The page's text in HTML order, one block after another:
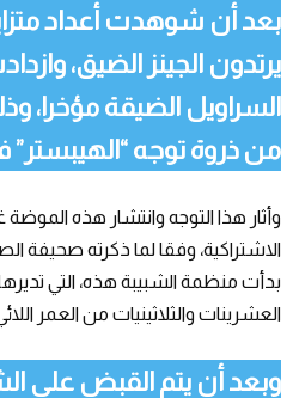
بعد أن شوهدت أعداد
يرتدون الجينز الضيق،
السراويل الضيقة
من ذروة توجه “الهيبستر”
وأثار هذا التوجه وانتشار هذه
الاشتراكية، وفقا لما ذكرته صحيفة
بدأت منظمة الشبيبة هذه، التي
العشرينات والثلاثينيات من العمر
وبعد أن يتم القبض على